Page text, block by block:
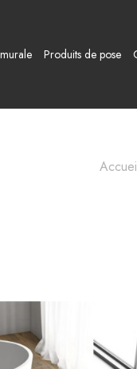
Produits de pose